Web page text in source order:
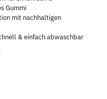
Gummi
mit nachhaltigen
& einfach abwaschbar